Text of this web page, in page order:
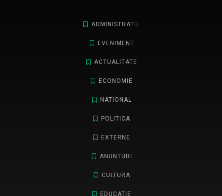
ADMINISTRATIE
EVENIMENT
ACTUALITATE
ECONOMIE
NATIONAL
POLITICA
EXTERNE
ANUNTURI
CULTURA
EDUCATIE